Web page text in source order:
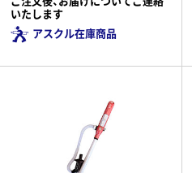
いたします
アスクル在庫商品